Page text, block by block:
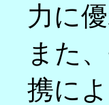
力に
また
携に